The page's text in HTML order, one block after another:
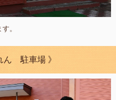
。
ん 駐車場 》